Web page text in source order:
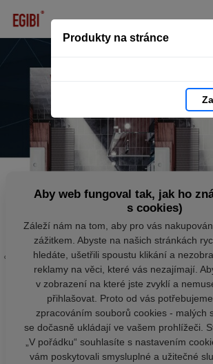
Produkty na stránce
Aby web fungoval tak, jak ho
s cookies)
Záleží nám na tom, aby pro vás
zážitkem. Abyste na našich stránkách
hledáte, ušetřili spoustu klikání a
reklamy na věci, které vás nezajímají.
v zobrazení na které jste zvyklí a
přihlašovat. Proto od vás
zpracováním souborů cookies - malých
se dočasně ukládají ve vašem prohlížeči.
„V pořádku“ souhlasíte s nastavením
vám poskytovali smysluplné a užitečné